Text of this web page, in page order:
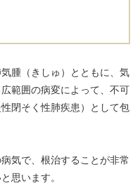
腫（きしゅ）とともに、気
範囲の病変によって、不可
閉そく性肺疾患）として包
気で、根治することが非常
思います。